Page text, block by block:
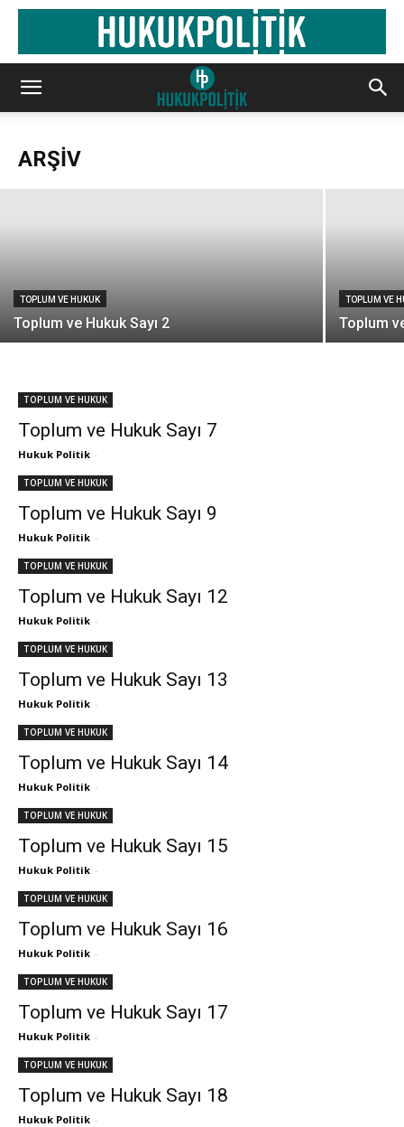
ARŞİV
TOPLUM VE HUKUK
Hukuk Politik
TOPLUM VE HUKUK
Toplum ve Hukuk Sayı 2
TOPLUM VE
Toplum
TOPLUM VE HUKUK
Toplum ve Hukuk Sayı 7
Hukuk Politik -
TOPLUM VE HUKUK
Toplum ve Hukuk Sayı 9
Hukuk Politik -
TOPLUM VE HUKUK
Toplum ve Hukuk Sayı 12
Hukuk Politik -
TOPLUM VE HUKUK
Toplum ve Hukuk Sayı 13
Hukuk Politik -
TOPLUM VE HUKUK
Toplum ve Hukuk Sayı 14
Hukuk Politik -
TOPLUM VE HUKUK
Toplum ve Hukuk Sayı 15
Hukuk Politik -
TOPLUM VE HUKUK
Toplum ve Hukuk Sayı 16
Hukuk Politik -
TOPLUM VE HUKUK
Toplum ve Hukuk Sayı 17
Hukuk Politik -
TOPLUM VE HUKUK
Toplum ve Hukuk Sayı 18
Hukuk Politik -